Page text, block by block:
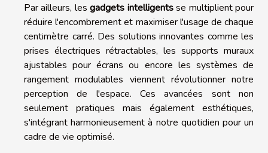
Par ailleurs, lesgadgets intelligentsse multiplient pour
réduire l'encombrement et maximiser l'usage de chaque
centimètre carré. Des solutions innovantes comme les
prises électriques rétractables, les supports muraux
ajustables pour écrans ou encore les systèmes de
rangement modulables viennent révolutionner notre
perception de l'espace. Ces avancées sont non
seulement pratiques mais également esthétiques,
s'intégrant harmonieusement à notre quotidien pour un
cadre de vie optimisé.